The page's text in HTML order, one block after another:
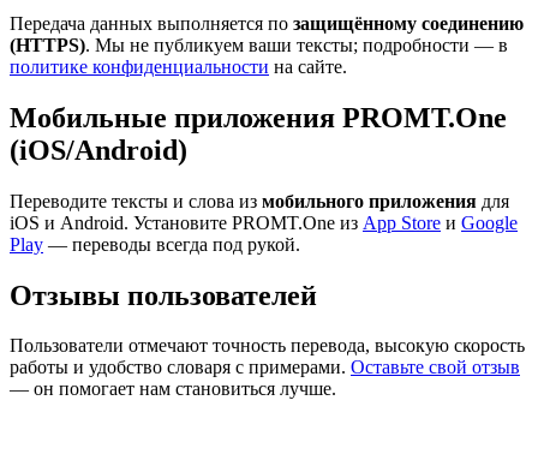
Передача данных выполняется по защищённому соединению
(HTTPS). Мы не публикуем ваши тексты; подробности — в
политике конфиденциальности на сайте.
Мобильные приложения PROMT.One
(iOS/Android)
Переводите тексты и слова из мобильного приложения для
iOS и Android. Установите PROMT.One из App Store и Google
Play — переводы всегда под рукой.
Отзывы пользователей
Пользователи отмечают точность перевода, высокую скорость
работы и удобство словаря с примерами. Оставьте свой отзыв
— он помогает нам становиться лучше.